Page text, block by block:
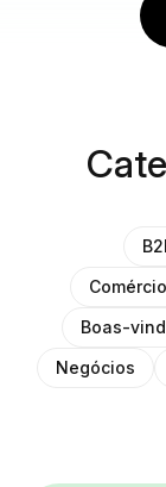
Boas-
Negócios